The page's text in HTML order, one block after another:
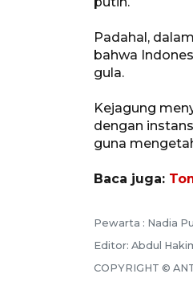
Padahal,
bahwa
gula.
Kejagung
dengan
guna
Baca juga:
Pewarta : Nadia
Editor: Abdul
COPYRIGHT ©